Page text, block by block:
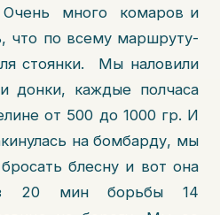
Очень много комаров и
что по всему маршруту-
стоянки. Мы наловили
донки, каждые полчаса
от 500 до 1000 гр. И
на бомбарду, мы
блесну и вот она
20 мин борьбы 14